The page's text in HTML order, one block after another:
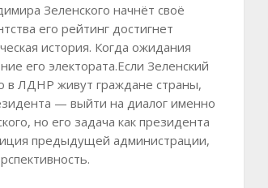
Зеленского начнёт своё
его рейтинг достигнет
история. Когда ожидания
его электората.Если Зеленский
в ЛДНР живут граждане страны,
— выйти на диалог именно
но его задача как президента
предыдущей администрации,